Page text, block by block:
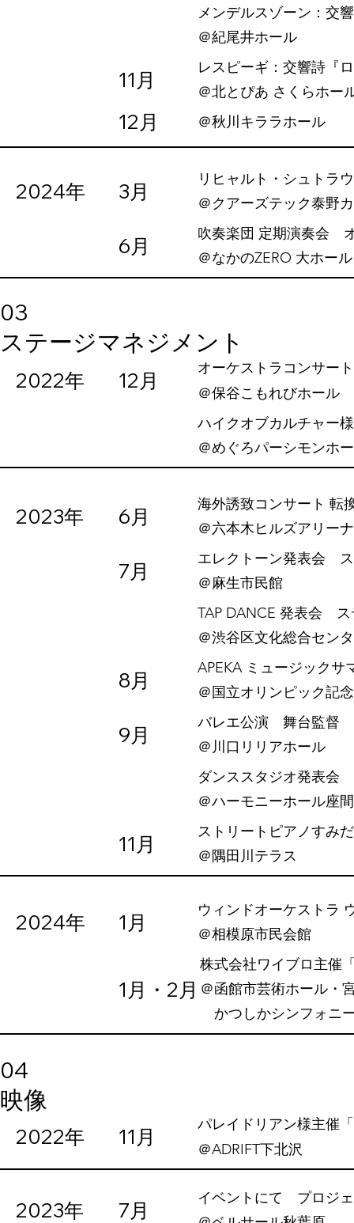
メンデルスゾーン：交
​＠紀尾井ホール
レスピーギ：交響詩『
＠北とぴあ さくらホー
11月
＠秋川キララホール
12月
2024年
リヒャルト・シュトラ
＠クアーズテック泰野
3月
吹奏楽団 定期演奏会
​＠なかのZERO 大ホール
6月
03
ステージマネジメント
オーケストラコンサー
​＠保谷こもれびホール
2022年 12月
ハイクオブカルチャー
＠めぐろパーシモンホ
海外誘致コンサート 転
​＠六本木ヒルズアリーナ
2023年 6月
エレクトーン発表会
​＠麻生市民館
7月
TAP DANCE 発表会 ス
＠渋谷区文化総合セン
APEKA ミュージック
＠国立オリンピック記
8月
バレエ公演 舞台監督
​＠川口リリアホール
9月
ダンススタジオ発表会
＠ハーモニーホール座
ストリートピアノすみ
​＠隅田川テラス
11月
ウィンドオーケストラ
​＠相模原市民会館
2024年 1月
株式会社ワイブロ主催
＠函館市芸術ホール・
かつしかシンフォニ
1月・2月
04
映像
パレイドリアン様主催
​＠ADRIFT下北沢
2022年 11月
イベントにて プロジ
2023年 7月